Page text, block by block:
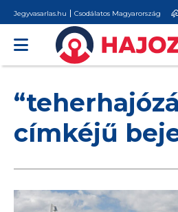
Jegyvasarlas.hu Csodálatos Magyarország
címkéjű